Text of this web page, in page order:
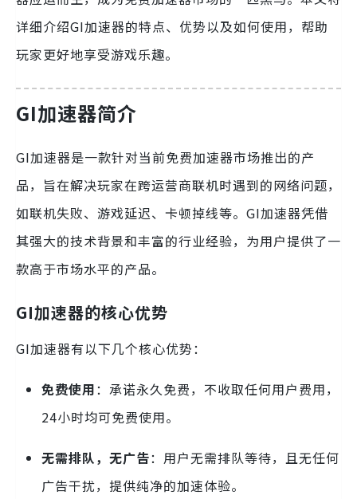
详细介绍GI加速器的特点、优势以及如何使用，帮助
玩家更好地享受游戏乐趣。
GI加速器简介
GI加速器是一款针对当前免费加速器市场推出的产
品，旨在解决玩家在跨运营商联机时遇到的网络问题，
如联机失败、游戏延迟、卡顿掉线等。GI加速器凭借
其强大的技术背景和丰富的行业经验，为用户提供了一
款高于市场水平的产品。
GI加速器的核心优势
GI加速器有以下几个核心优势：
免费使用：承诺永久免费，不收取任何用户费用，
24小时均可免费使用。
无需排队，无广告：用户无需排队等待，且无任何
广告干扰，提供纯净的加速体验。